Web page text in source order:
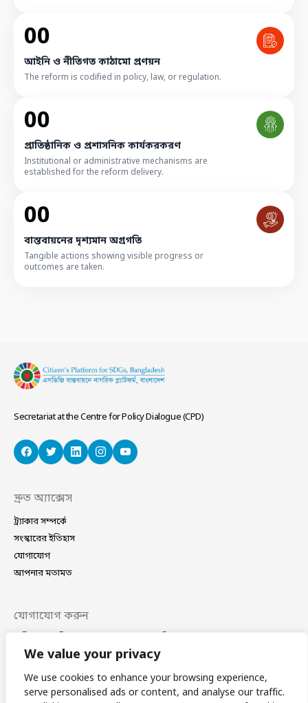
We value your privacy
We use cookies to enhance your browsing experience,
serve personalised ads or content, and analyse our traffic.
00
আইনি ও নীতিগত কাঠামো প্রণয়ন
The reform is codified in policy, law, or regulation.
00
প্রাতিষ্ঠানিক ও প্রশাসনিক কার্যকরকরণ
Institutional or administrative mechanisms are
established for the reform delivery.
00
বাস্তবায়নের দৃশ্যমান অগ্রগতি
Tangible actions showing visible progress or
outcomes are taken.
Secretariat at the Centre for Policy Dialogue (CPD)
দ্রুত অ্যাক্সেস
ট্র্যাকার সম্পর্কে
সংস্কারের ইতিহাস
যোগাযোগ
আপনার মতামত
যোগাযোগ করুন
ফোন(+88 02) 41021780, 41024781
coordinator@bdplatform4sdgs.net